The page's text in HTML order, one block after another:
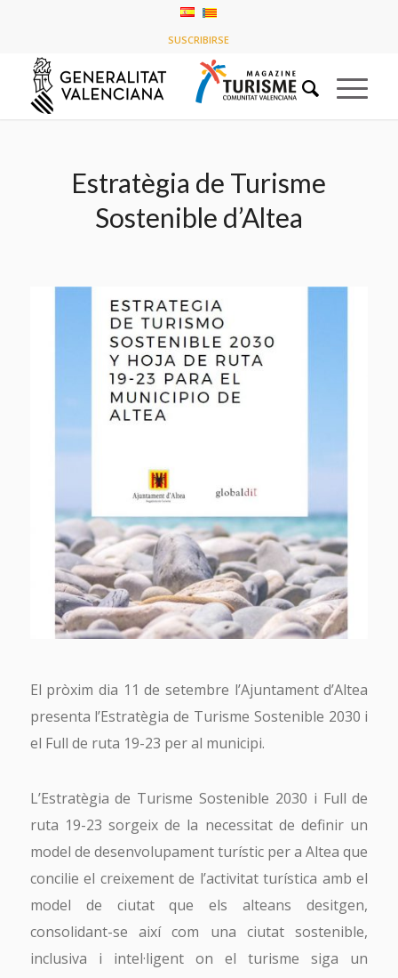
SUSCRIBIRSE
Estratègia de Turisme Sostenible d’Altea
Estratègia de Turisme
Sostenible d’Altea
El pròxim dia 11 de setembre l’Ajuntament d’Altea
presenta l’Estratègia de Turisme Sostenible 2030 i
el Full de ruta 19-23 per al municipi.
L’Estratègia de Turisme Sostenible 2030 i Full de
ruta 19-23 sorgeix de la necessitat de definir un
model de desenvolupament turístic per a Altea que
concilie el creixement de l’activitat turística amb el
model de ciutat que els alteans desitgen,
consolidant-se així com una ciutat sostenible,
inclusiva i intel·ligent on el turisme siga un